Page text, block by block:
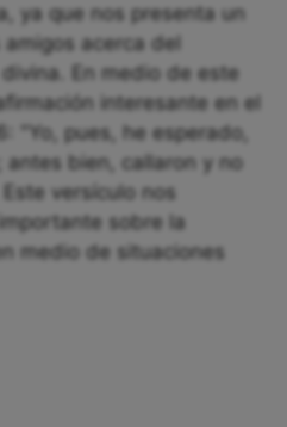
ya que nos presenta un
acerca del
En medio de este
interesante en el
"Yo, pues, he esperado,
bien, callaron y no
versículo nos
sobre la
medio de situaciones